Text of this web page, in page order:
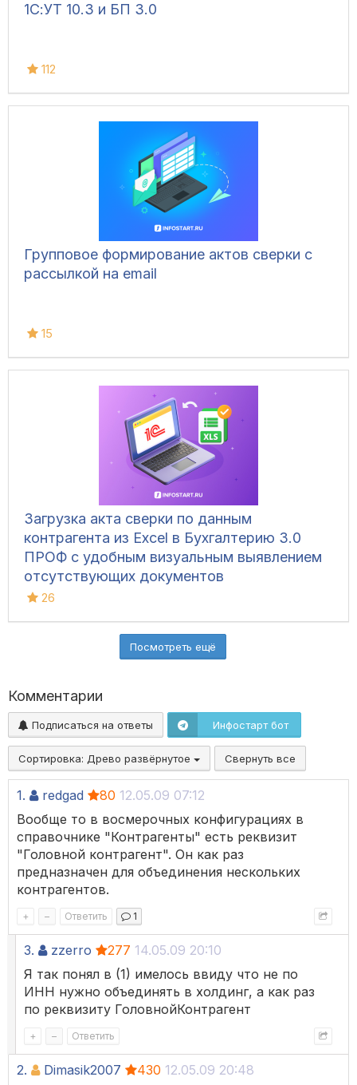
1С:УТ 10.3 и БП 3.0
112
Групповое формирование актов сверки с
рассылкой на email
15
Загрузка акта сверки по данным
контрагента из Excel в Бухгалтерию 3.0
ПРОФ с удобным визуальным выявлением
отсутствующих документов
26
Посмотреть ещё
Комментарии
Подписаться на ответы Инфостарт бот
Сортировка: Древо развёрнутое Свернуть все
1. redgad 80 12.05.09 07:12
Вообще то в восмерочных конфигурациях в
справочнике "Контрагенты" есть реквизит
"Головной контрагент". Он как раз
предназначен для объединения нескольких
контрагентов.
+ – Ответить 1
3. zzerro 277 14.05.09 20:10
Я так понял в (1) имелось ввиду что не по
ИНН нужно объединять в холдинг, а как раз
по реквизиту ГоловнойКонтрагент
+ – Ответить
2. Dimasik2007 430 12.05.09 20:48